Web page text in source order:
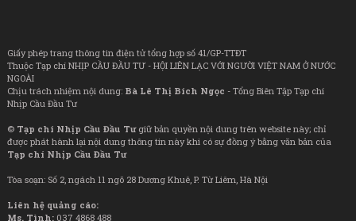
Giấy phép trang thông tin điện tử tổng hợp số 41/GP-TTĐT
Thuộc Tạp chí NHỊP CẦU ĐẦU TƯ - HỘI LIÊN LẠC VỚI NGƯỜI VIỆT NAM Ở NƯỚC
NGOÀI
Chịu trách nhiệm nội dung: Bà Lê Thị Bích Ngọc - Tổng Biên Tập Tạp chí
Nhịp Cầu Đầu Tư
© Tạp chí Nhịp Cầu Đầu Tưgiữ bản quyền nội dung trên website này; chỉ
được phát hành lại nội dung thông tin này khi có sự đồng ý bằng văn bản của
Tạp chí Nhịp Cầu Đầu Tư
Tòa soạn: Số 2, ngách 11 ngõ 28 Dương Khuê, P. Từ Liêm, Hà Nội
Liên hệ quảng cáo:
Ms. Tình: 037 4868 488